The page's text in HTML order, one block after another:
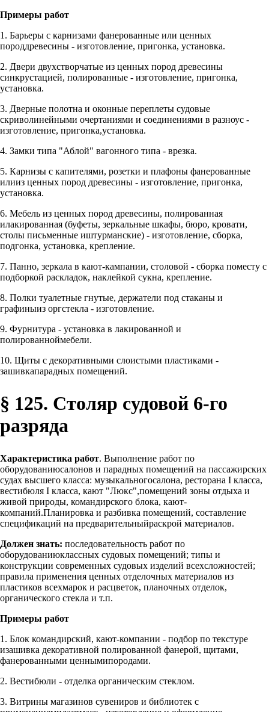
Примеры работ
1. Барьеры с карнизами фанерованные или ценных
породдревесины - изготовление, пригонка, установка.
2. Двери двухстворчатые из ценных пород древесины
синкрустацией, полированные - изготовление, пригонка,
установка.
3. Дверные полотна и оконные переплеты судовые
скриволинейными очертаниями и соединениями в разноус -
изготовление, пригонка,установка.
4. Замки типа "Аблой" вагонного типа - врезка.
5. Карнизы с капителями, розетки и плафоны фанерованные
илииз ценных пород древесины - изготовление, пригонка,
установка.
6. Мебель из ценных пород древесины, полированная
илакированная (буфеты, зеркальные шкафы, бюро, кровати,
столы письменные иштурманские) - изготовление, сборка,
подгонка, установка, крепление.
7. Панно, зеркала в кают-кампании, столовой - сборка поместу с
подборкой раскладок, наклейкой сукна, крепление.
8. Полки туалетные гнутые, держатели под стаканы и
графиныиз оргстекла - изготовление.
9. Фурнитура - установка в лакированной и
полированноймебели.
10. Щиты с декоративными слоистыми пластиками -
зашивкапарадных помещений.
§ 125. Столяр судовой 6-го
разряда
Характеристика работ. Выполнение работ по
оборудованиюсалонов и парадных помещений на пассажирских
судах высшего класса: музыкальногосалона, ресторана I класса,
вестибюля I класса, кают "Люкс",помещений зоны отдыха и
живой природы, командирского блока, кают-
компаний.Планировка и разбивка помещений, составление
спецификаций на предварительныйраскрой материалов.
Должен знать: последовательность работ по
оборудованиюклассных судовых помещений; типы и
конструкции современных судовых изделий всехсложностей;
правила применения ценных отделочных материалов из
пластиков всехмарок и расцветок, планочных отделок,
органического стекла и т.п.
Примеры работ
1. Блок командирский, кают-компании - подбор по текстуре
изашивка декоративной полированной фанерой, щитами,
фанерованными ценнымипородами.
2. Вестибюли - отделка органическим стеклом.
3. Витрины магазинов сувениров и библиотек с